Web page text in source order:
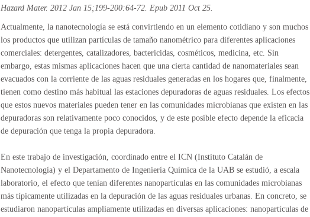
Hazard Mater. 2012 Jan 15;199-200:64-72. Epub 2011 Oct 25.
Actualmente, la nanotecnología se está convirtiendo en un elemento cotidiano y son muchos
los productos que utilizan partículas de tamaño nanométrico para diferentes aplicaciones
comerciales: detergentes, catalizadores, bactericidas, cosméticos, medicina, etc. Sin
embargo, estas mismas aplicaciones hacen que una cierta cantidad de nanomateriales sean
evacuados con la corriente de las aguas residuales generadas en los hogares que, finalmente,
tienen como destino más habitual las estaciones depuradoras de aguas residuales. Los efectos
que estos nuevos materiales pueden tener en las comunidades microbianas que existen en las
depuradoras son relativamente poco conocidos, y de este posible efecto depende la eficacia
de depuración que tenga la propia depuradora.
En este trabajo de investigación, coordinado entre el ICN (Instituto Catalán de
Nanotecnología) y el Departamento de Ingeniería Química de la UAB se estudió, a escala
laboratorio, el efecto que tenían diferentes nanopartículas en las comunidades microbianas
más típicamente utilizadas en la depuración de las aguas residuales urbanas. En concreto, se
estudiaron nanopartículas ampliamente utilizadas en diversas aplicaciones: nanopartículas de